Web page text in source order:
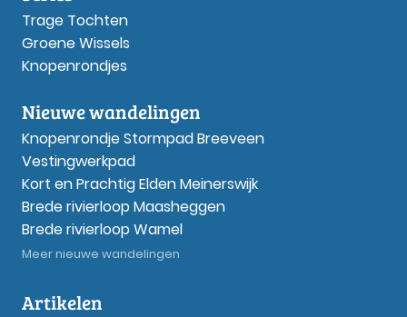
Trage Tochten
Groene Wissels
Knopenrondjes
Nieuwe wandelingen
Knopenrondje Stormpad Breeveen
Vestingwerkpad
Kort en Prachtig Elden Meinerswijk
Brede rivierloop Maasheggen
Brede rivierloop Wamel
Meer nieuwe wandelingen
Artikelen